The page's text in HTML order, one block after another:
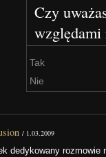
Czy
względami
Tak
Nie
/ 1.03.2009
dedykowany rozmowie